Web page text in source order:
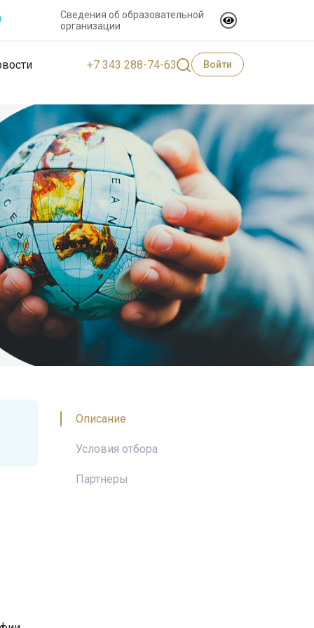
Сведения об образовательной
организации
+7 343 288-74-63 Войти
Описание
Условия отбора
Партнеры